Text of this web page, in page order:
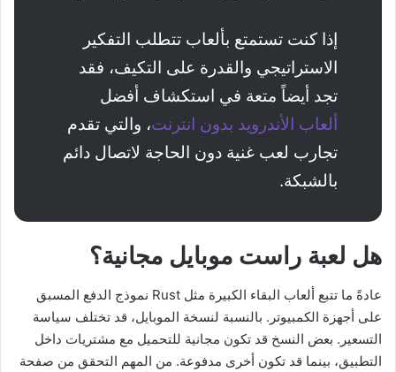
إذا كنت تستمتع بألعاب تتطلب التفكير
الاستراتيجي والقدرة على التكيف، فقد
تجد أيضاً متعة في استكشاف أفضل
ألعاب الأندرويد بدون انترنت، والتي تقدم
تجارب لعب غنية دون الحاجة لاتصال دائم
بالشبكة.
هل لعبة راست موبايل مجانية؟
عادةً ما تتبع ألعاب البقاء الكبيرة مثل Rust نموذج الدفع المسبق
على أجهزة الكمبيوتر. بالنسبة لنسخة الموبايل، قد تختلف سياسة
التسعير. بعض النسخ قد تكون مجانية للتحميل مع مشتريات داخل
التطبيق، بينما قد تكون أخرى مدفوعة. من المهم التحقق من صفحة